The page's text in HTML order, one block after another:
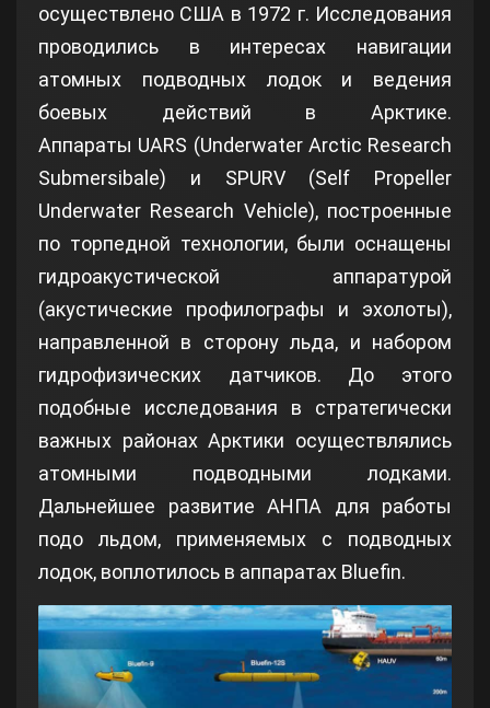
осуществлено США в 1972 г. Исследования
проводились в интересах навигации
атомных подводных лодок и ведения
боевых действий в Арктике.
Аппараты UARS (Underwater Arctic Research
Submersibale) и SPURV (Self Propeller
Underwater Research Vehicle), построенные
по торпедной технологии, были оснащены
гидроакустической аппаратурой
(акустические профилографы и эхолоты),
направленной в сторону льда, и набором
гидрофизических датчиков. До этого
подобные исследования в стратегически
важных районах Арктики осуществлялись
атомными подводными лодками.
Дальнейшее развитие АНПА для работы
подо льдом, применяемых с подводных
лодок, воплотилось в аппаратах Bluefin.